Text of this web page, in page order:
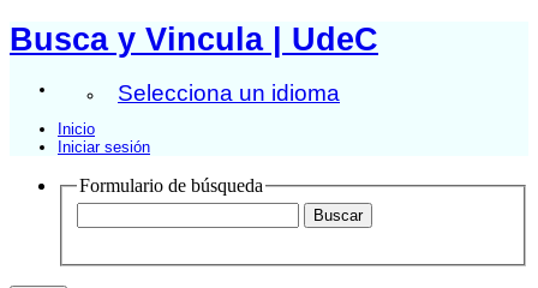
Busca y Vincula | UdeC
Selecciona un idioma
Inicio
Iniciar sesión
Formulario de búsqueda